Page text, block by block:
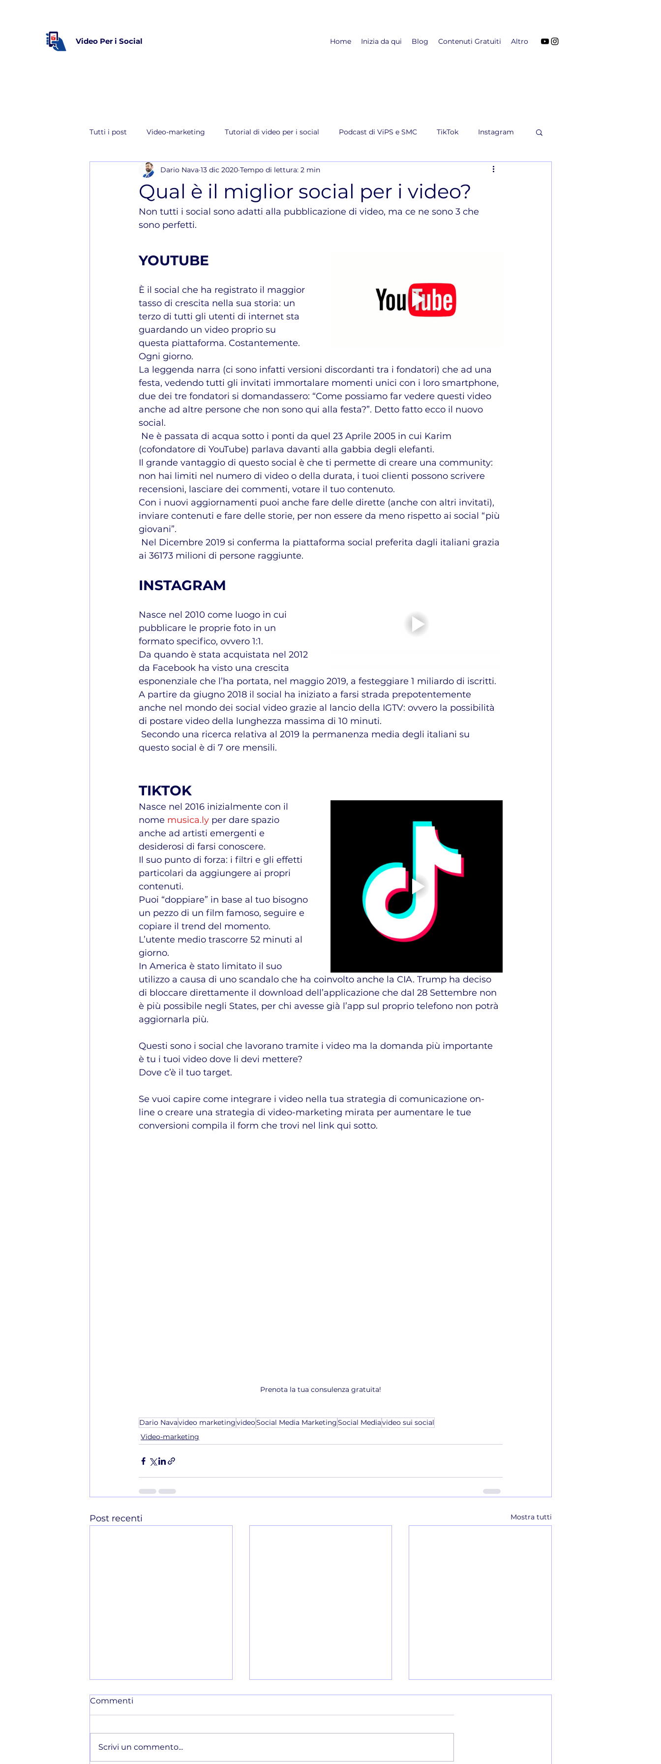
Video Per i Social Home Inizia da qui Blog Contenuti Gratuiti Altro
Tutti i post Video-marketing Tutorial di video per i social Podcast di ViPS e SMC TikTok Instagram
Qual è il miglior social per i video?
Dario Nava 13 dic 2020 Tempo di lettura: 2 min
Non tutti i social sono adatti alla pubblicazione di video, ma ce ne sono 3 che
sono perfetti.
YOUTUBE
È il social che ha registrato il maggior
tasso di crescita nella sua storia: un
terzo di tutti gli utenti di internet sta
guardando un video proprio su
questa piattaforma. Costantemente.
Ogni giorno.
La leggenda narra (ci sono infatti versioni discordanti tra i fondatori) che ad una
festa, vedendo tutti gli invitati immortalare momenti unici con i loro smartphone,
due dei tre fondatori si domandassero: “Come possiamo far vedere questi video
anche ad altre persone che non sono qui alla festa?”. Detto fatto ecco il nuovo
social.
(cofondatore di YouTube) parlava davanti alla gabbia degli elefanti.
Il grande vantaggio di questo social è che ti permette di creare una community:
non hai limiti nel numero di video o della durata, i tuoi clienti possono scrivere
recensioni, lasciare dei commenti, votare il tuo contenuto.
Con i nuovi aggiornamenti puoi anche fare delle dirette (anche con altri invitati),
inviare contenuti e fare delle storie, per non essere da meno rispetto ai social “più
giovani”.
ai 36173 milioni di persone raggiunte.
INSTAGRAM
Nasce nel 2010 come luogo in cui
pubblicare le proprie foto in un
formato specifico, ovvero 1:1.
Da quando è stata acquistata nel 2012
da Facebook ha visto una crescita
esponenziale che l’ha portata, nel maggio 2019, a festeggiare 1 miliardo di iscritti.
A partire da giugno 2018 il social ha iniziato a farsi strada prepotentemente
anche nel mondo dei social video grazie al lancio della IGTV: ovvero la possibilità
di postare video della lunghezza massima di 10 minuti.
questo social è di 7 ore mensili.
TIKTOK
Nasce nel 2016 inizialmente con il
nome musica.ly per dare spazio
anche ad artisti emergenti e
desiderosi di farsi conoscere.
Il suo punto di forza: i filtri e gli effetti
particolari da aggiungere ai propri
contenuti.
Puoi “doppiare” in base al tuo bisogno
un pezzo di un film famoso, seguire e
copiare il trend del momento.
L’utente medio trascorre 52 minuti al
giorno.
In America è stato limitato il suo
utilizzo a causa di uno scandalo che ha coinvolto anche la CIA. Trump ha deciso
di bloccare direttamente il download dell’applicazione che dal 28 Settembre non
è più possibile negli States, per chi avesse già l’app sul proprio telefono non potrà
aggiornarla più.
Questi sono i social che lavorano tramite i video ma la domanda più importante
è tu i tuoi video dove li devi mettere?
Dove c’è il tuo target.
Se vuoi capire come integrare i video nella tua strategia di comunicazione on-
line o creare una strategia di video-marketing mirata per aumentare le tue
conversioni compila il form che trovi nel link qui sotto.
Prenota la tua consulenza gratuita!
Dario Navavideo marketingvideoSocial Media MarketingSocial Mediavideo sui social
Video-marketing
Post recenti Mostra tutti
Commenti
Scrivi un commento...